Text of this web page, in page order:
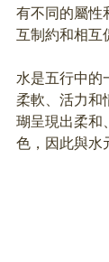
有不同的屬性
互制約和相互
水是五行中的
柔軟、活力和
瑚呈現出柔和
色，因此與水